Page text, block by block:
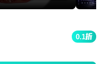
0.1